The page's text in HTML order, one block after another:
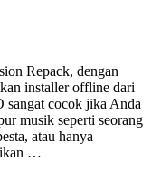
Repack, dengan
installer offline dari
cocok jika Anda
musik seperti seorang
atau hanya
…